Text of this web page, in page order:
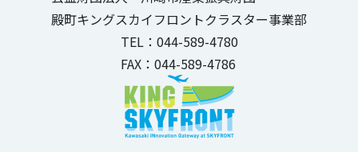
殿町キングスカイフロントクラスター事業部
TEL：044-589-4780
FAX：044-589-4786